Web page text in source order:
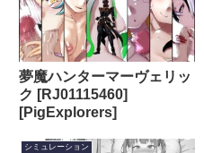
夢魔ハンターマーヴェリッ
ク [RJ01115460]
[PigExplorers]
シミュレーション